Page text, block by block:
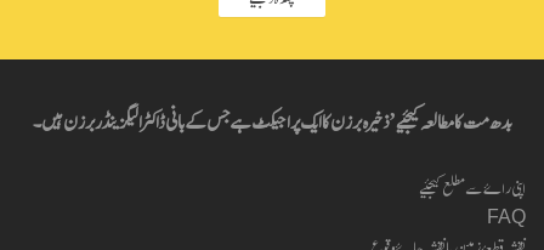
بدھ مت کا مطالعہ کیجئیے’ ذخیرہ برزن کا ایک پراجیکٹ ہے جس کے بانی ڈاکٹر الیگزینڈر برزن ہیں۔
اپنی راۓ سے مطلع کیجئیے
FAQ